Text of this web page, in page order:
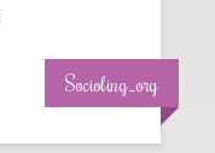
Socioling_org